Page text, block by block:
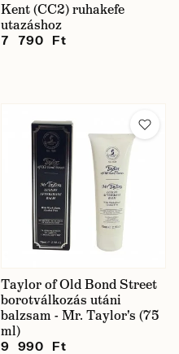
Kent (CC2) ruhakefe
utazáshoz
7 790 Ft
Taylor of Old Bond Street
borotválkozás utáni
balzsam - Mr. Taylor's (75
ml)
9 990 Ft